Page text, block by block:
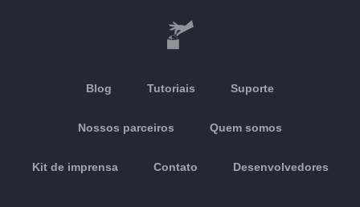
Blog Tutoriais Suporte
Nossos parceiros Quem somos
Kit de imprensa Contato Desenvolvedores